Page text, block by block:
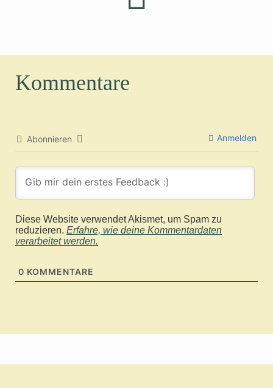
Kommentare
Abonnieren Anmelden
Diese Website verwendet Akismet, um Spam zu
reduzieren. Erfahre, wie deine Kommentardaten
verarbeitet werden.
0 KOMMENTARE